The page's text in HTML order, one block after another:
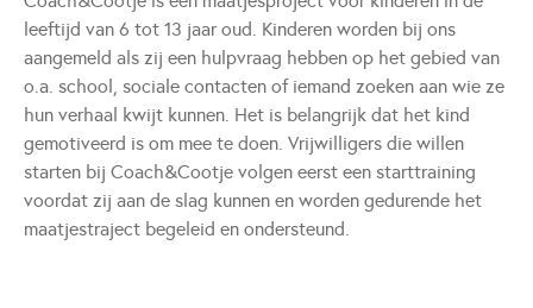
leeftijd van 6 tot 13 jaar oud. Kinderen worden bij ons
aangemeld als zij een hulpvraag hebben op het gebied van
o.a. school, sociale contacten of iemand zoeken aan wie ze
hun verhaal kwijt kunnen. Het is belangrijk dat het kind
gemotiveerd is om mee te doen. Vrijwilligers die willen
starten bij Coach&Cootje volgen eerst een starttraining
voordat zij aan de slag kunnen en worden gedurende het
maatjestraject begeleid en ondersteund.